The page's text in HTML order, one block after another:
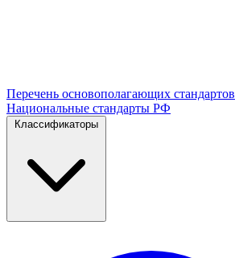
Перечень основополагающих стандартов
Национальные стандарты РФ
Классификаторы